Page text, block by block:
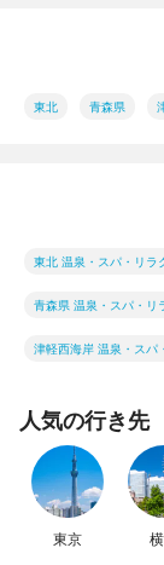
東北 青森県
東北 温泉・スパ・リラ
青森県 温泉・スパ・リ
津軽西海岸 温泉・スパ
人気の行き先
東京